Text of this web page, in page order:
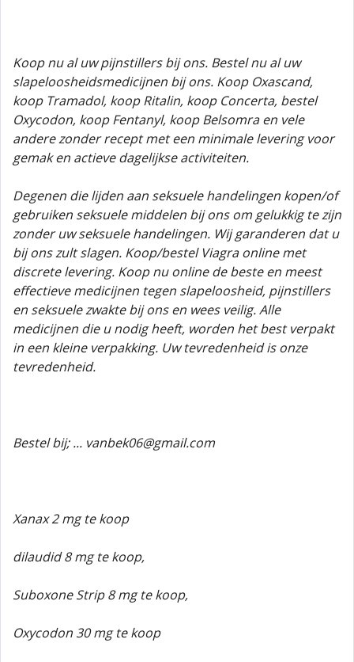
Koop nu al uw pijnstillers bij ons. Bestel nu al uw
slapeloosheidsmedicijnen bij ons. Koop Oxascand,
koop Tramadol, koop Ritalin, koop Concerta, bestel
Oxycodon, koop Fentanyl, koop Belsomra en vele
andere zonder recept met een minimale levering voor
gemak en actieve dagelijkse activiteiten.
Degenen die lijden aan seksuele handelingen kopen/of
gebruiken seksuele middelen bij ons om gelukkig te zijn
zonder uw seksuele handelingen. Wij garanderen dat u
bij ons zult slagen. Koop/bestel Viagra online met
discrete levering. Koop nu online de beste en meest
effectieve medicijnen tegen slapeloosheid, pijnstillers
en seksuele zwakte bij ons en wees veilig. Alle
medicijnen die u nodig heeft, worden het best verpakt
in een kleine verpakking. Uw tevredenheid is onze
tevredenheid.
Bestel bij; ... vanbek06@gmail.com
Xanax 2 mg te koop
dilaudid 8 mg te koop,
Suboxone Strip 8 mg te koop,
Oxycodon 30 mg te koop